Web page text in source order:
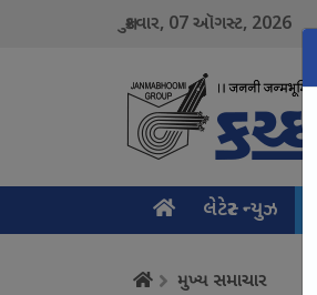
શુક્રવાર, 07ઑગસ્ટ, 2026
લેટેસ્ટ ન્યુઝ
મુખ્ય સમાચાર